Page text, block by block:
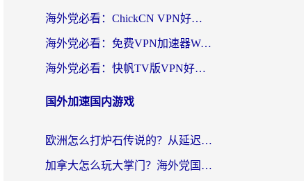
海外党必看：ChickCN VPN好用吗？和星河VPN对比哪个回国效果更好？附真实体验+避坑指南
海外党必看：免费VPN加速器Windows版怎么选？附真实测评与无缝访问国内资源指南
海外党必看：快帆TV版VPN好用吗？和hi龟龟VPN对比哪个回国效果更好？附免费加速器选择指南
国外加速国内游戏
欧洲怎么打炉石传说的？从延迟999到丝滑上分，我找到了靠谱加速器
加拿大怎么玩大掌门？海外党国服游戏加速避坑指南（附实用工具推荐）